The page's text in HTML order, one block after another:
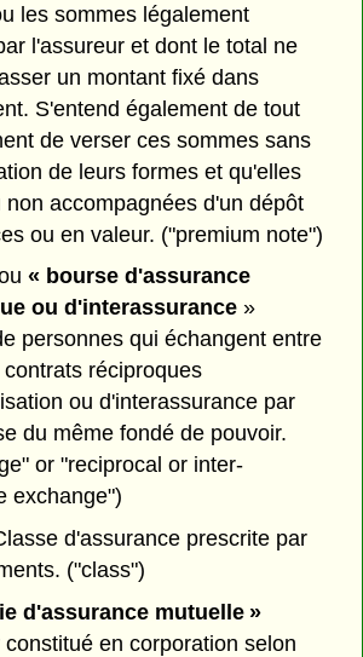
les sommes légalement
l'assureur et dont le total ne
un montant fixé dans
S'entend également de tout
de verser ces sommes sans
de leurs formes et qu'elles
non accompagnées d'un dépôt
ou en valeur. ("premium note")
« bourse d'assurance
ou d'interassurance»
personnes qui échangent entre
réciproques
ou d'interassurance par
du même fondé de pouvoir.
or "reciprocal or inter-
exchange")
d'assurance prescrite par
("class")
d'assurance mutuelle »
constitué en corporation selon